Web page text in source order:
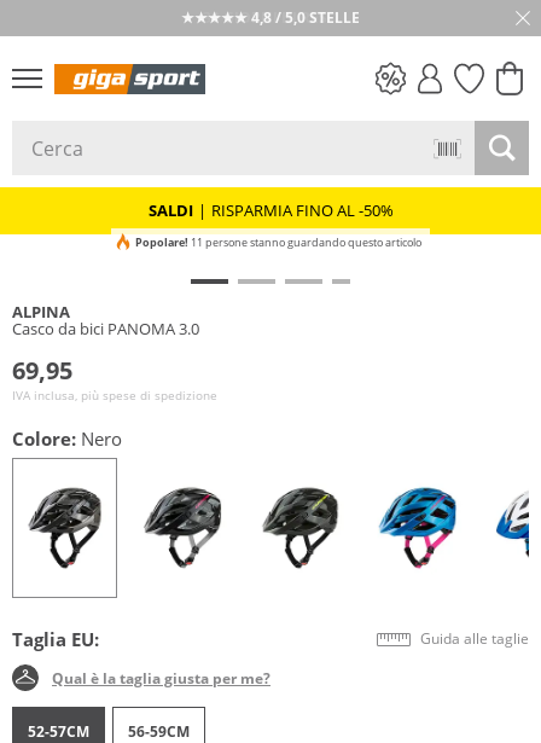
★★★★★ 4,8 / 5,0 STELLE
SALDI | RISPARMIA FINO AL -50%
Popolare! 11 persone stanno guardando questo articolo
ALPINA
Casco da bici PANOMA 3.0
69,95
IVA inclusa, più spese di spedizione
Colore: Nero
Taglia EU: Guida alle taglie
Qual è la taglia giusta per me?
52-57CM 56-59CM